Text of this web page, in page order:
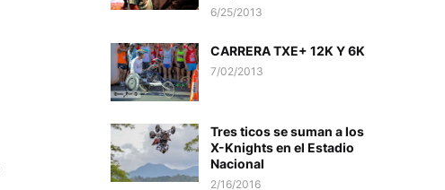
6/25/2013
CARRERA TXE+ 12K Y 6K
7/02/2013
Tres ticos se suman a los
X-Knights en el Estadio
Nacional
2/16/2016